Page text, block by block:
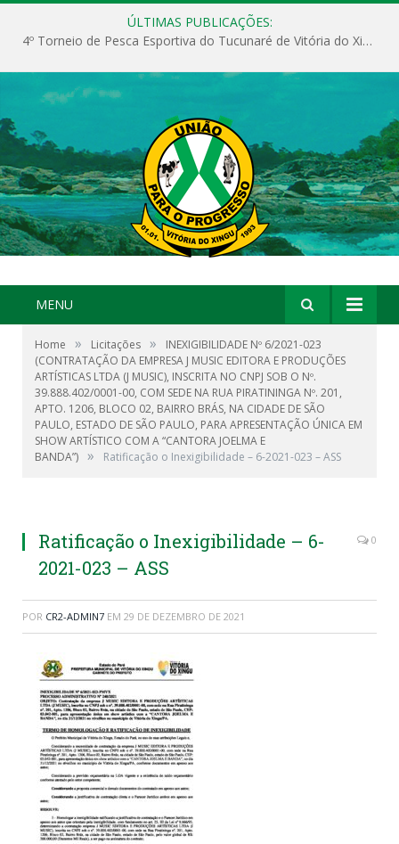
ÚLTIMAS PUBLICAÇÕES:
4º Torneio de Pesca Esportiva do Tucunaré de Vitória do Xingu
MENU
Home » Licitações »
INEXIGIBILIDADE Nº 6/2021-023
(CONTRATAÇÃO DA EMPRESA J MUSIC EDITORA E PRODUÇÕES
ARTÍSTICAS LTDA (J MUSIC), INSCRITA NO CNPJ SOB O Nº.
39.888.402/0001-00, COM SEDE NA RUA PIRATININGA Nº. 201,
APTO. 1206, BLOCO 02, BAIRRO BRÁS, NA CIDADE DE SÃO
PAULO, ESTADO DE SÃO PAULO, PARA APRESENTAÇÃO ÚNICA EM
SHOW ARTÍSTICO COM A “CANTORA JOELMA E
BANDA”) » Ratificação o Inexigibilidade – 6-2021-023 – ASS
Ratificação o Inexigibilidade – 6-
2021-023 – ASS
0
POR CR2-ADMIN7 EM 29 DE DEZEMBRO DE 2021